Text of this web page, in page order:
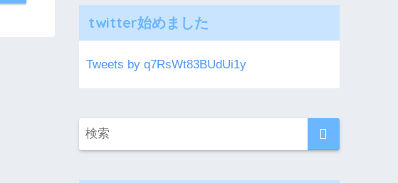
twitter始めました
Tweets by q7RsWt83BUdUi1y